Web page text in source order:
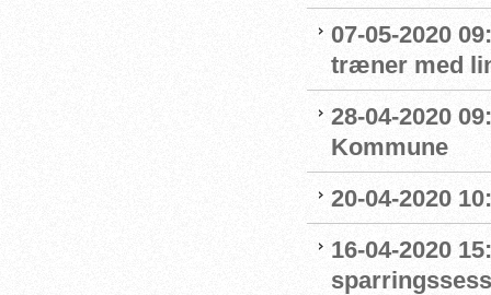
07-05-2020
træner med
28-04-2020
Kommune
20-04-2020
16-04-2020